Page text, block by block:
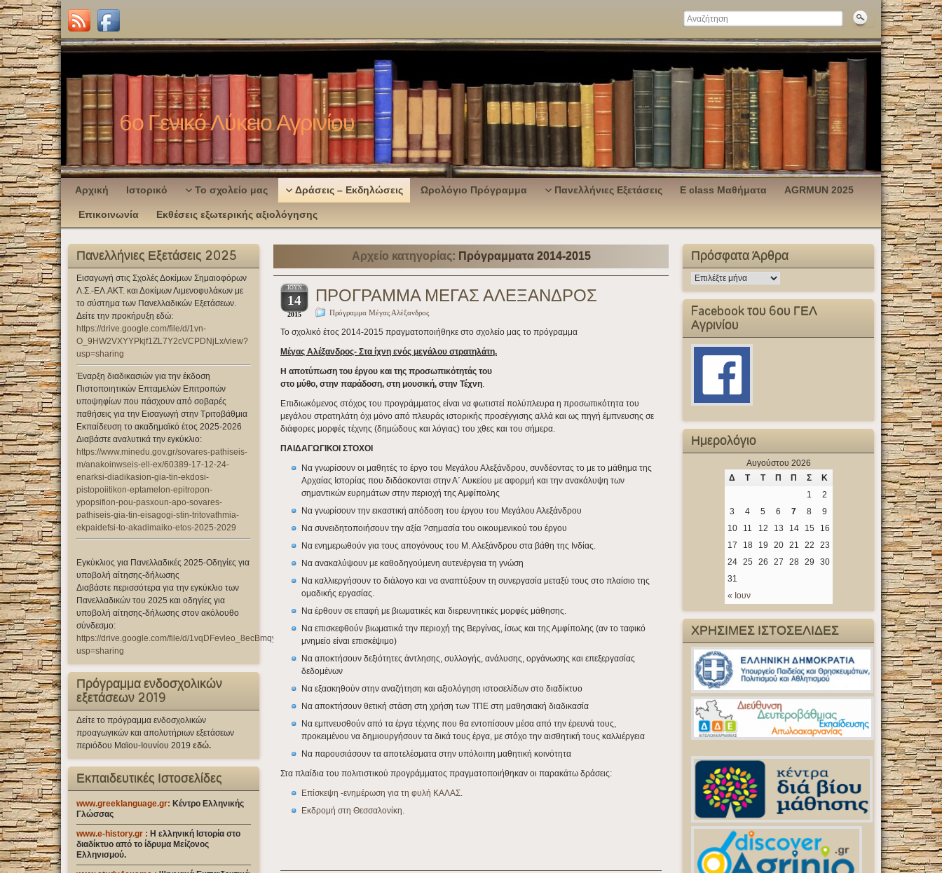
6ο Γενικό Λύκειο Αγρινίου
Αρχική Ιστορικό Το σχολείο μας Δράσεις – Εκδηλώσεις Ωρολόγιο Πρόγραμμα Πανελλήνιες Εξετάσεις E class Μαθήματα AGRMUN 2025
Επικοινωνία Εκθέσεις εξωτερικής αξιολόγησης
Πανελλήνιες Εξετάσεις 2025
Εισαγωγή στις Σχολές Δοκίμων Σημαιοφόρων
Λ.Σ.-ΕΛ.ΑΚΤ. και Δοκίμων Λιμενοφυλάκων με
το σύστημα των Πανελλαδικών Εξετάσεων.
Δείτε την προκήρυξη εδώ:
https://drive.google.com/file/d/1vn-
O_9HW2VXYYPkjf1ZL7Y2cVCPDNjLx/view?
usp=sharing
Έναρξη διαδικασιών για την έκδοση
Πιστοποιητικών Επταμελών Επιτροπών
υποψηφίων που πάσχουν από σοβαρές
παθήσεις για την Εισαγωγή στην Τριτοβάθμια
Εκπαίδευση το ακαδημαϊκό έτος 2025-2026
Διαβάστε αναλυτικά την εγκύκλιο:
https://www.minedu.gov.gr/sovares-pathiseis-
m/anakoinwseis-ell-ex/60389-17-12-24-
enarksi-diadikasion-gia-tin-ekdosi-
pistopoiitikon-eptamelon-epitropon-
ypopsifion-pou-pasxoun-apo-sovares-
pathiseis-gia-tin-eisagogi-stin-tritovathmia-
ekpaidefsi-to-akadimaiko-etos-2025-2029
Εγκύκλιος για Πανελλαδικές 2025-Οδηγίες για
υποβολή αίτησης-δήλωσης
Διαβάστε περισσότερα για την εγκύκλιο των
Πανελλαδικών του 2025 και οδηγίες για
υποβολή αίτησης-δήλωσης στον ακόλουθο
σύνδεσμο:
https://drive.google.com/file/d/1vqDFevleo_8ecBmqy9qWfzrUqT07qW_i/view?
usp=sharing
Πρόγραμμα ενδοσχολικών
εξετάσεων 2019
Δείτε το πρόγραμμα ενδοσχολικών
προαγωγικών και απολυτήριων εξετάσεων
περιόδου Μαϊου-Ιουνίου 2019 εδώ.
Εκπαιδευτικές Ιστοσελίδες
www.greeklanguage.gr: Κέντρο Ελληνικής
Γλώσσας
www.e-history.gr : Η ελληνική Ιστορία στο
διαδίκτυο από το ίδρυμα Μείζονος
Ελληνισμού.
Αρχείο κατηγορίας: Πρόγραμματα 2014-2015
ΙΟΥΝ
14
2015
ΠΡΟΓΡΑΜΜΑ ΜΕΓΑΣ ΑΛΕΞΑΝΔΡΟΣ
Πρόγραμμα Μέγας Αλέξανδρος
Το σχολικό έτος 2014-2015 πραγματοποιήθηκε στο σχολείο μας το πρόγραμμα
Μέγας Αλέξανδρος- Στα ίχνη ενός μεγάλου στρατηλάτη.
Η αποτύπωση του έργου και της προσωπικότητάς του
στο μύθο, στην παράδοση, στη μουσική, στην Τέχνη.
Επιδιωκόμενος στόχος του προγράμματος είναι να φωτιστεί πολύπλευρα η προσωπικότητα του
μεγάλου στρατηλάτη όχι μόνο από πλευράς ιστορικής προσέγγισης αλλά και ως πηγή έμπνευσης σε
διάφορες μορφές τέχνης (δημώδους και λόγιας) του χθες και του σήμερα.
ΠΑΙΔΑΓΩΓΙΚΟΙ ΣΤΟΧΟΙ
Να γνωρίσουν οι μαθητές το έργο του Μεγάλου Αλεξάνδρου, συνδέοντας το με το μάθημα της
Αρχαίας Ιστορίας που διδάσκονται στην Α΄ Λυκείου με αφορμή και την ανακάλυψη των
σημαντικών ευρημάτων στην περιοχή της Αμφίπολης
Να γνωρίσουν την εικαστική απόδοση του έργου του Μεγάλου Αλεξάνδρου
Να συνειδητοποιήσουν την αξία ?σημασία του οικουμενικού του έργου
Να ενημερωθούν για τους απογόνους του Μ. Αλεξάνδρου στα βάθη της Ινδίας.
Να ανακαλύψουν με καθοδηγούμενη αυτενέργεια τη γνώση
Να καλλιεργήσουν το διάλογο και να αναπτύξουν τη συνεργασία μεταξύ τους στο πλαίσιο της
ομαδικής εργασίας.
Να έρθουν σε επαφή με βιωματικές και διερευνητικές μορφές μάθησης.
Να επισκεφθούν βιωματικά την περιοχή της Βεργίνας, ίσως και της Αμφίπολης (αν το ταφικό
μνημείο είναι επισκέψιμο)
Να αποκτήσουν δεξιότητες άντλησης, συλλογής, ανάλυσης, οργάνωσης και επεξεργασίας
δεδομένων
Να εξασκηθούν στην αναζήτηση και αξιολόγηση ιστοσελίδων στο διαδίκτυο
Να αποκτήσουν θετική στάση στη χρήση των ΤΠΕ στη μαθησιακή διαδικασία
Να εμπνευσθούν από τα έργα τέχνης που θα εντοπίσουν μέσα από την έρευνά τους,
προκειμένου να δημιουργήσουν τα δικά τους έργα, με στόχο την αισθητική τους καλλιέργεια
Να παρουσιάσουν τα αποτελέσματα στην υπόλοιπη μαθητική κοινότητα
Στα πλαίδια του πολιτιστικού προγράμματος πραγματοποιήθηκαν οι παρακάτω δράσεις:
Επίσκεψη -ενημέρωση για τη φυλή ΚΑΛΑΣ.
Εκδρομή στη Θεσσαλονίκη.
Πρόσφατα Άρθρα
Facebook του 6ου ΓΕΛ
Αγρινίου
Ημερολόγιο
Αυγούστου 2026
Δ
Τ Τ Π Π Σ Κ
« Ιουν
1
2
3
4 5 6 7 8
9
10
11 12 13 14 15
16
17
18 19 20 21 22
23
24
25 26 27 28 29
30
31
ΧΡΗΣΙΜΕΣ ΙΣΤΟΣΕΛΙΔΕΣ